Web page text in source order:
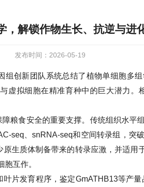
，解锁作物生长、抗逆与进
发布时间：2026-05-19
创新团队系统总结了植物单细胞多
虚拟细胞在精准育种中的巨大潜力。
粮食安全的重要支撑。传统组织水平
seq、snRNA-seq和空间转录组，突
生质体制备带来的转录应激，并适用
互作。
片发育程序，鉴定GmATHB13等产